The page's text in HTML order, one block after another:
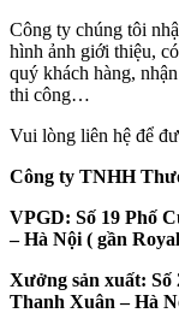
Công ty chúng tôi
hình ảnh giới thiệu,
quý khách hàng,
thi công…
Vui lòng liên hệ để
Công ty TNHH
VPGD: Số 19 Phố
– Hà Nội ( gần
Xưởng sản xuất:
Thanh Xuân – Hà